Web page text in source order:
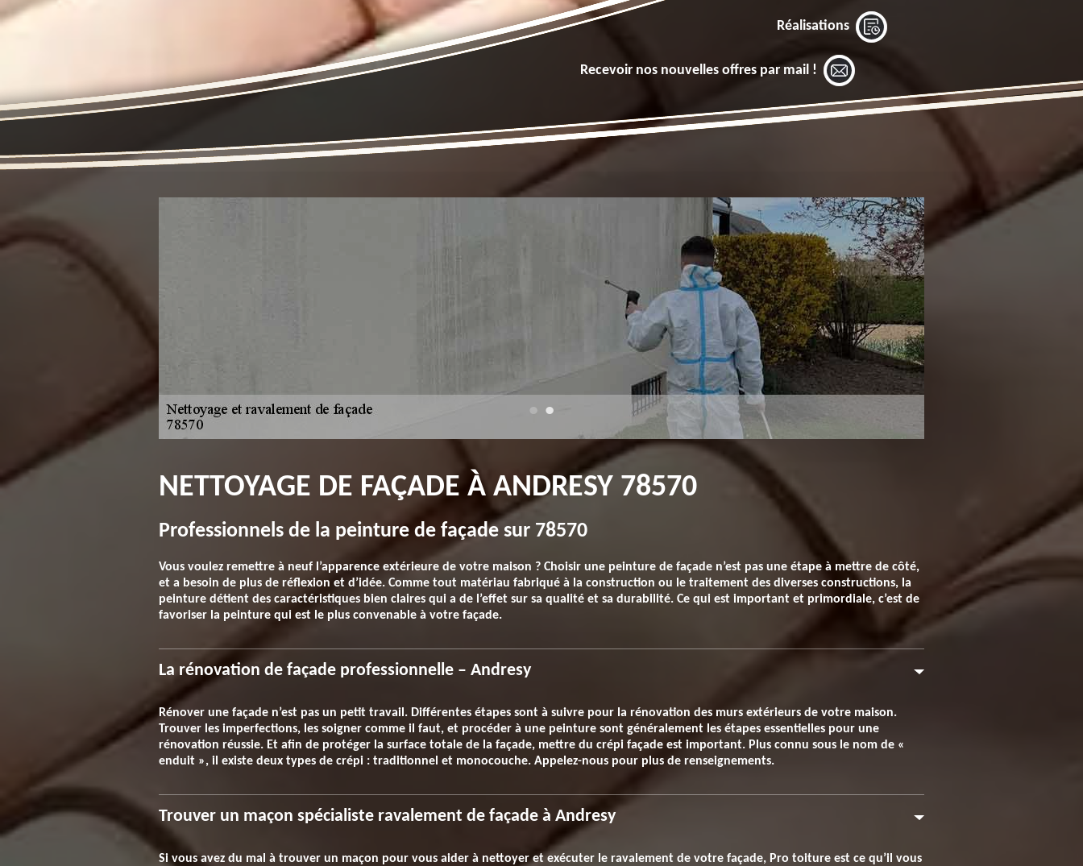
Réalisations
Recevoir nos nouvelles offres par mail !
NETTOYAGE DE FAÇADE À ANDRESY 78570
Professionnels de la peinture de façade sur 78570
Vous voulez remettre à neuf l’apparence extérieure de votre maison ? Choisir une peinture de façade n’est pas une étape à mettre de côté,
et a besoin de plus de réflexion et d’idée. Comme tout matériau fabriqué à la construction ou le traitement des diverses constructions, la
peinture détient des caractéristiques bien claires qui a de l’effet sur sa qualité et sa durabilité. Ce qui est important et primordiale, c’est de
favoriser la peinture qui est le plus convenable à votre façade.
La rénovation de façade professionnelle – Andresy
Rénover une façade n’est pas un petit travail. Différentes étapes sont à suivre pour la rénovation des murs extérieurs de votre maison.
Trouver les imperfections, les soigner comme il faut, et procéder à une peinture sont généralement les étapes essentielles pour une
rénovation réussie. Et afin de protéger la surface totale de la façade, mettre du crépi façade est important. Plus connu sous le nom de «
enduit », il existe deux types de crépi : traditionnel et monocouche. Appelez-nous pour plus de renseignements.
Trouver un maçon spécialiste ravalement de façade à Andresy
Si vous avez du mal à trouver un maçon pour vous aider à nettoyer et exécuter le ravalement de votre façade, Pro toiture est ce qu’il vous